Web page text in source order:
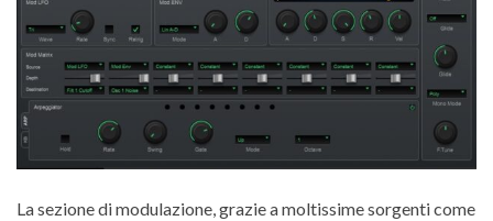
La sezione di modulazione, grazie a moltissime sorgenti come